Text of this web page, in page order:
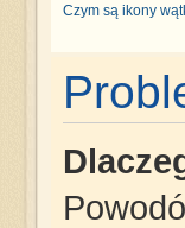
Czym są ikony